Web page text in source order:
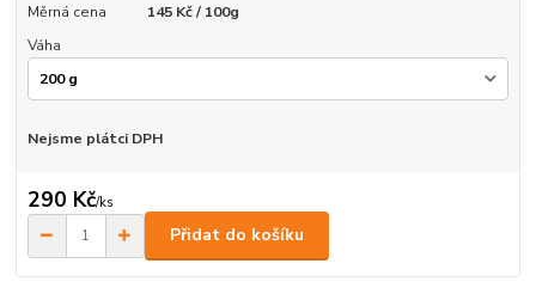
Měrná cena
145 Kč / 100g
Váha
Nejsme plátci DPH
290 Kč/ks
Přidat do košíku